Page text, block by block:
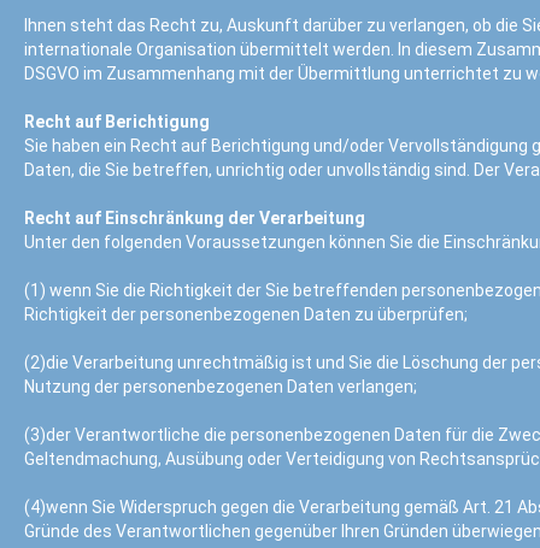
Ihnen steht das Recht zu, Auskunft darüber zu verlangen, ob die
internationale Organisation übermittelt werden. In diesem
DSGVO im Zusammenhang mit der Übermittlung unterrichtet zu
Recht auf Berichtigung
Sie haben ein Recht auf Berichtigung und/oder
Daten, die Sie betreffen, unrichtig oder unvollständig sind. Der
Recht auf Einschränkung der Verarbeitung
Unter den folgenden Voraussetzungen können Sie die
(1) wenn Sie die Richtigkeit der Sie betreffenden
Richtigkeit der personenbezogenen Daten zu überprüfen;
(2)die Verarbeitung unrechtmäßig ist und Sie die Löschung der
Nutzung der personenbezogenen Daten verlangen;
(3)der Verantwortliche die personenbezogenen Daten für die
Geltendmachung, Ausübung oder Verteidigung von
(4)wenn Sie Widerspruch gegen die Verarbeitung gemäß Art. 21
Gründe des Verantwortlichen gegenüber Ihren Gründen